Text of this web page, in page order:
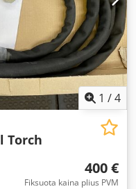
1 /4
Torch
400 €
Fiksuota kaina plius PVM